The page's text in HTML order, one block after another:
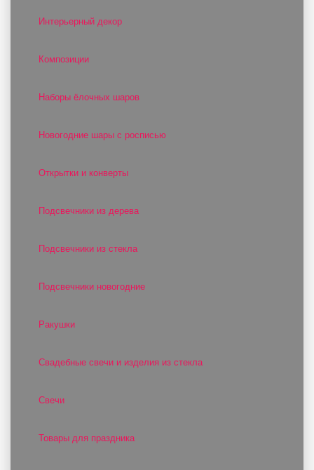
Интерьерный декор
Композиции
Наборы ёлочных шаров
Новогодние шары с росписью
Открытки и конверты
Подсвечники из дерева
Подсвечники из стекла
Подсвечники новогодние
Ракушки
Свадебные свечи и изделия из стекла
Свечи
Товары для праздника